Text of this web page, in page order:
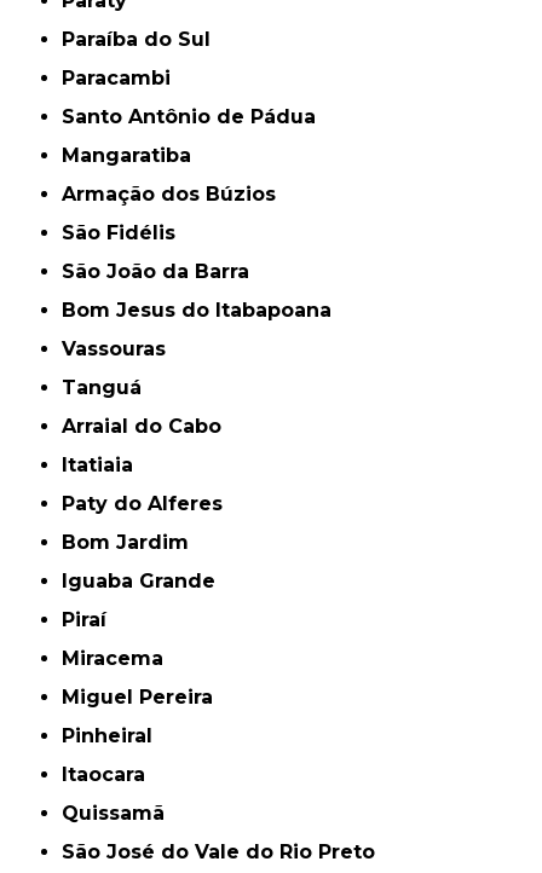
Paraíba do Sul
Paracambi
Santo Antônio de Pádua
Mangaratiba
Armação dos Búzios
São Fidélis
São João da Barra
Bom Jesus do Itabapoana
Vassouras
Tanguá
Arraial do Cabo
Itatiaia
Paty do Alferes
Bom Jardim
Iguaba Grande
Piraí
Miracema
Miguel Pereira
Pinheiral
Itaocara
Quissamã
São José do Vale do Rio Preto